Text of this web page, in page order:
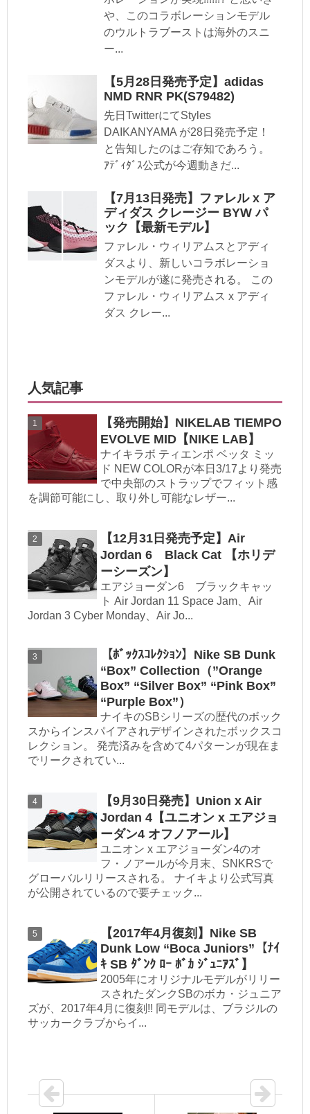
や、このコラボレーションモデル
のウルトラブーストは海外のスニ
ー...
【5月28日発売予定】adidas
NMD RNR PK(S79482)
先日TwitterにてStyles
DAIKANYAMA が28日発売予定！
と告知したのはご存知であろう。
ｱﾃﾞｨﾀﾞｽ公式が今週動きだ...
【7月13日発売】ファレル x ア
ディダス クレージー BYW パ
ック【最新モデル】
ファレル・ウィリアムスとアディ
ダスより、新しいコラボレーショ
ンモデルが遂に発売される。 この
ファレル・ウィリアムス x アディ
ダス クレー...
人気記事
【発売開始】NIKELAB TIEMPO
EVOLVE MID【NIKE LAB】
ナイキラボ ティエンポ ベッタ ミッ
ド NEW COLORが本日3/17より発売
で中央部のストラップでフィット感
を調節可能にし、取り外し可能なレザー...
【12月31日発売予定】Air
Jordan 6 Black Cat 【ホリデ
ーシーズン】
エアジョーダン6 ブラックキャッ
ト Air Jordan 11 Space Jam、Air
Jordan 3 Cyber Monday、Air Jo...
【ﾎﾞｯｸｽｺﾚｸｼｮﾝ】Nike SB Dunk
“Box” Collection（”Orange
Box” “Silver Box” “Pink Box”
“Purple Box”）
ナイキのSBシリーズの歴代のボック
スからインスパイアされデザインされたボックスコ
レクション。 発売済みを含めて4パターンが現在ま
でリークされてい...
【9月30日発売】Union x Air
Jordan 4【ユニオン x エアジョ
ーダン4 オフノアール】
ユニオン x エアジョーダン4のオ
フ・ノアールが今月末、SNKRSで
グローバルリリースされる。 ナイキより公式写真
が公開されているので要チェック...
【2017年4月復刻】Nike SB
Dunk Low “Boca Juniors”【ﾅｲ
ｷ SB ﾀﾞﾝｸ ﾛｰ ﾎﾞｶ ｼﾞｭﾆｱｽﾞ】
2005年にオリジナルモデルがリリー
スされたダンクSBのボカ・ジュニア
ズが、2017年4月に復刻!! 同モデルは、ブラジルの
サッカークラブからイ...